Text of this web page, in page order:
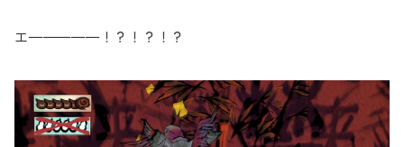
エ―――――！？！？！？